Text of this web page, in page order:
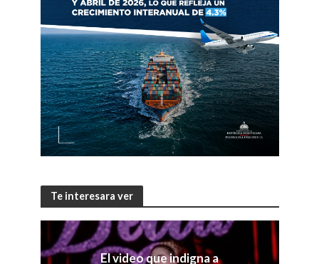
Te interesara ver
El video que indigna a